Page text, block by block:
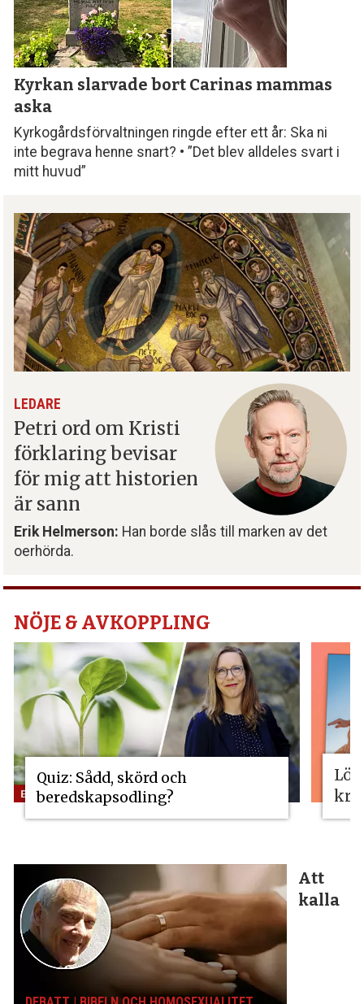
Kyrkan slarvade bort Carinas mammas
aska
Kyrkogårdsförvaltningen ringde efter ett år: Ska ni
inte begrava henne snart? • ”Det blev alldeles svart i
mitt huvud”
LEDARE
Petri ord om Kristi
förklaring bevisar
för mig att historien
är sann
Erik Helmerson: Han borde slås till marken av det
oerhörda.
NÖJE & AVKOPPLING
Quiz: Sådd, skörd och
beredskapsodling?
Att
kalla